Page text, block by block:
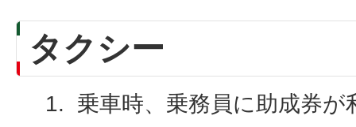
タクシー
乗車時、乗務員に助成券